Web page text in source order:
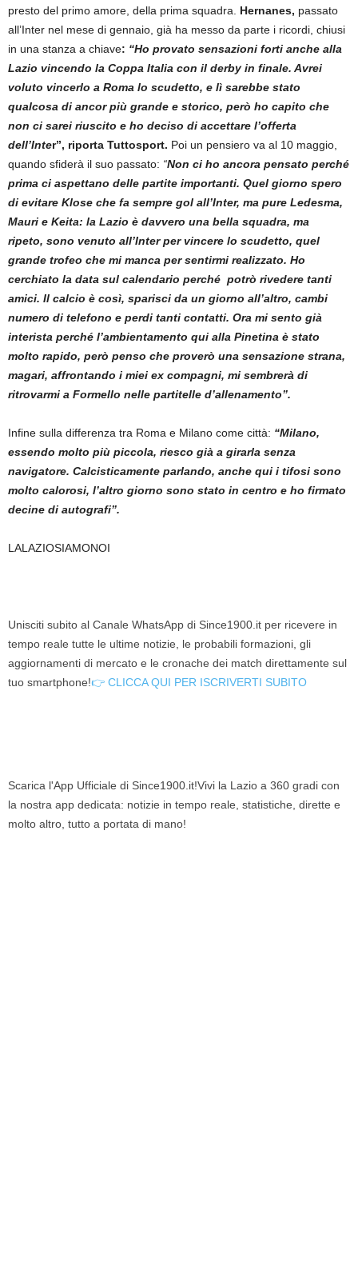
presto del primo amore, della prima squadra. Hernanes, passato
all’Inter nel mese di gennaio, già ha messo da parte i ricordi, chiusi
in una stanza a chiave: “Ho provato sensazioni forti anche alla
Lazio vincendo la Coppa Italia con il derby in finale. Avrei
voluto vincerlo a Roma lo scudetto, e lì sarebbe stato
qualcosa di ancor più grande e storico, però ho capito che
non ci sarei riuscito e ho deciso di accettare l’offerta
dell’Inter”, riporta Tuttosport. Poi un pensiero va al 10 maggio,
quando sfiderà il suo passato: “Non ci ho ancora pensato perché
prima ci aspettano delle partite importanti. Quel giorno spero
di evitare Klose che fa sempre gol all’Inter, ma pure Ledesma,
Mauri e Keita: la Lazio è davvero una bella squadra, ma
ripeto, sono venuto all’Inter per vincere lo scudetto, quel
grande trofeo che mi manca per sentirmi realizzato. Ho
cerchiato la data sul calendario perché potrò rivedere tanti
amici. Il calcio è così, sparisci da un giorno all’altro, cambi
numero di telefono e perdi tanti contatti. Ora mi sento già
interista perché l’ambientamento qui alla Pinetina è stato
molto rapido, però penso che proverò una sensazione strana,
magari, affrontando i miei ex compagni, mi sembrerà di
ritrovarmi a Formello nelle partitelle d’allenamento”.
Infine sulla differenza tra Roma e Milano come città: “Milano,
essendo molto più piccola, riesco già a girarla senza
navigatore. Calcisticamente parlando, anche qui i tifosi sono
molto calorosi, l’altro giorno sono stato in centro e ho firmato
decine di autografi”.
LALAZIOSIAMONOI
Unisciti subito al Canale WhatsApp di Since1900.it per ricevere in
tempo reale tutte le ultime notizie, le probabili formazioni, gli
aggiornamenti di mercato e le cronache dei match direttamente sul
tuo smartphone!👉 CLICCA QUI PER ISCRIVERTI SUBITO
Scarica l'App Ufficiale di Since1900.it!Vivi la Lazio a 360 gradi con
la nostra app dedicata: notizie in tempo reale, statistiche, dirette e
molto altro, tutto a portata di mano!